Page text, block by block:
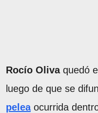
Rocío Olivaquedó
luego de que se
pelea ocurrida